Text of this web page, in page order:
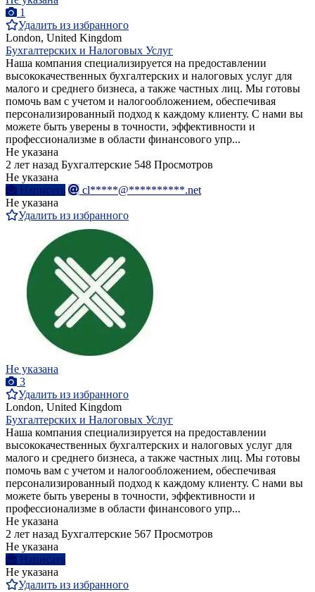
1
Удалить из избранного
London, United Kingdom
Бухгалтерских и Налоговых Услуг
Наша компания специализируется на предоставлении
высококачественных бухгалтерских и налоговых услуг для
малого и среднего бизнеса, а также частных лиц. Мы готовы
помочь вам с учетом и налогообложением, обеспечивая
персонализированный подход к каждому клиенту. С нами вы
можете быть уверены в точности, эффективности и
профессионализме в области финансового упр...
Не указана
2 лет назад Бухгалтерские 548 Просмотров
Не указана
Написать
cl*****@**********.net
Не указана
Удалить из избранного
Не указана
3
Удалить из избранного
London, United Kingdom
Бухгалтерских и Налоговых Услуг
Наша компания специализируется на предоставлении
высококачественных бухгалтерских и налоговых услуг для
малого и среднего бизнеса, а также частных лиц. Мы готовы
помочь вам с учетом и налогообложением, обеспечивая
персонализированный подход к каждому клиенту. С нами вы
можете быть уверены в точности, эффективности и
профессионализме в области финансового упр...
Не указана
2 лет назад Бухгалтерские 567 Просмотров
Не указана
Написать
Не указана
Удалить из избранного